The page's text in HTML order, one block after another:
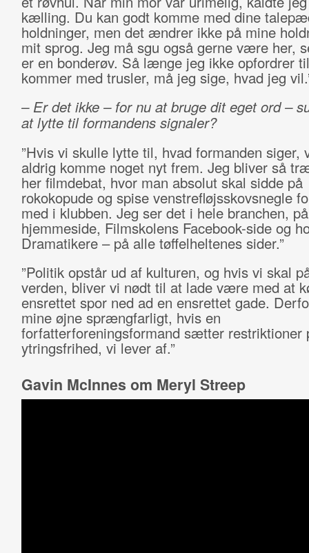
kælling. Du kan godt komme med dine
holdninger, men det ændrer ikke på mine
mit sprog. Jeg må sgu også gerne være her,
er en bonderøv. Så længe jeg ikke opfordrer
kommer med trusler, må jeg sige, hvad jeg
– Er det ikke – for nu at bruge dit eget ord –
at lytte til formandens signaler?
”Hvis vi skulle lytte til, hvad formanden siger,
aldrig komme noget nyt frem. Jeg bliver så
her filmdebat, hvor man absolut skal sidde på
rokokopude og spise venstrefløjsskovsnegle
med i klubben. Jeg ser det i hele branchen,
hjemmeside, Filmskolens Facebook-side og
Dramatikere – på alle tøffelheltenes sider.”
”Politik opstår ud af kulturen, og hvis vi skal
verden, bliver vi nødt til at lade være med at
ensrettet spor ned ad en ensrettet gade.
mine øjne sprængfarligt, hvis en
forfatterforeningsformand sætter restriktioner
ytringsfrihed, vi lever af.”
Gavin McInnes om Meryl Streep